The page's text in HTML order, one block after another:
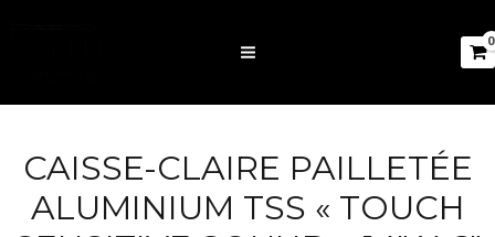
CAISSE-CLAIRE PAILLETÉE
ALUMINIUM TSS « TOUCH